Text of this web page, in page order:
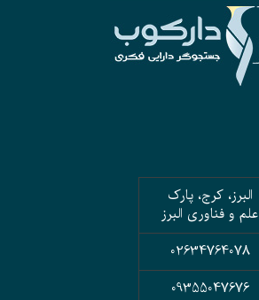
البرز، کرج، پارک
علم و فناوری البرز
02634764078
09355047676